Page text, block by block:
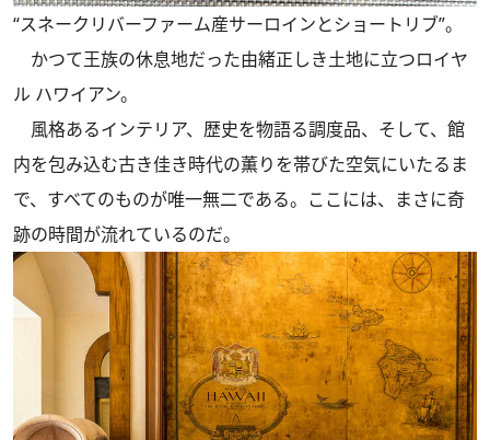
“スネークリバーファーム産サーロインとショートリブ”。
かつて王族の休息地だった由緒正しき土地に立つロイヤ
ル ハワイアン。
風格あるインテリア、歴史を物語る調度品、そして、館
内を包み込む古き佳き時代の薫りを帯びた空気にいたるま
で、すべてのものが唯一無二である。ここには、まさに奇
跡の時間が流れているのだ。